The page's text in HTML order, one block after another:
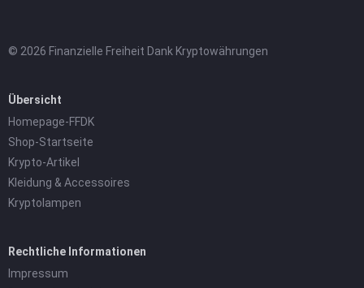
© 2026 Finanzielle Freiheit Dank Kryptowährungen
Übersicht
Homepage-FFDK
Shop-Startseite
Krypto-Artikel
Kleidung & Accessoires
Kryptolampen
Rechtliche Informationen
Impressum